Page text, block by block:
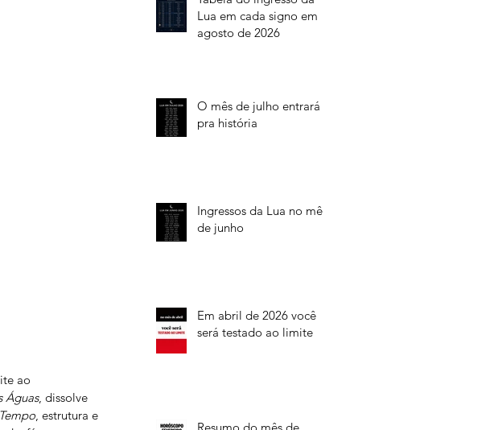
ao
Águas, dissolve
, estrutura e
Lua em cada signo em
agosto de 2026
O mês de julho entrará
pra história
Ingressos da Lua no mês
de junho
Em abril de 2026 você
será testado ao limite